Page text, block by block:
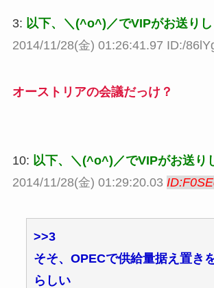
3: 以下、＼(^o^)／でVIPがお送り
2014/11/28(金) 01:26:41.97 ID:/
オーストリアの会議だっけ？
10: 以下、＼(^o^)／でVIPがお送り
2014/11/28(金) 01:29:20.03
>>3
そそ、OPECで供給量据え置き
らしい